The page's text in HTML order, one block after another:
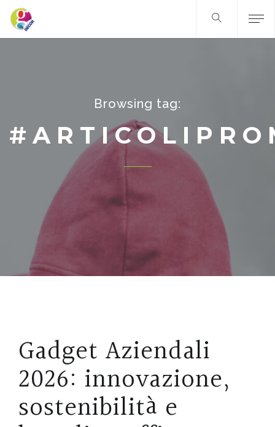
Browsing tag:
Gadget Aziendali
2026: innovazione,
sostenibilità e